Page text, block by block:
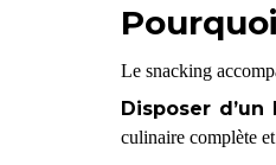
Le snacking
Disposer
culinaire complète